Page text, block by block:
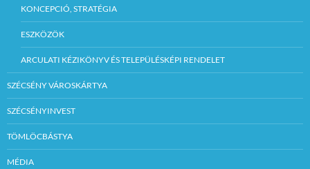
KONCEPCIÓ, STRATÉGIA
ESZKÖZÖK
ARCULATI KÉZIKÖNYV ÉS TELEPÜLÉSKÉPI RENDELET
SZÉCSÉNY VÁROSKÁRTYA
SZÉCSÉNYINVEST
TÖMLÖCBÁSTYA
MÉDIA